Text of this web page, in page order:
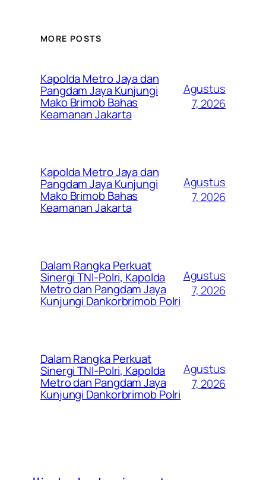
MORE POSTS
Kapolda Metro Jaya dan
Pangdam Jaya Kunjungi
Mako Brimob Bahas
Keamanan Jakarta
Agustus
7, 2026
Kapolda Metro Jaya dan
Pangdam Jaya Kunjungi
Mako Brimob Bahas
Keamanan Jakarta
Agustus
7, 2026
Dalam Rangka Perkuat
Sinergi TNI-Polri, Kapolda
Metro dan Pangdam Jaya
Kunjungi Dankorbrimob Polri
Agustus
7, 2026
Dalam Rangka Perkuat
Sinergi TNI-Polri, Kapolda
Metro dan Pangdam Jaya
Kunjungi Dankorbrimob Polri
Agustus
7, 2026